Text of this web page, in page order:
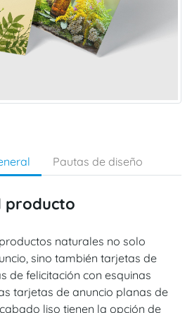
Pautas de diseño
producto
naturales no solo
sino también tarjetas de
de felicitación con esquinas
tarjetas de anuncio planas de
liso tienen la opción de